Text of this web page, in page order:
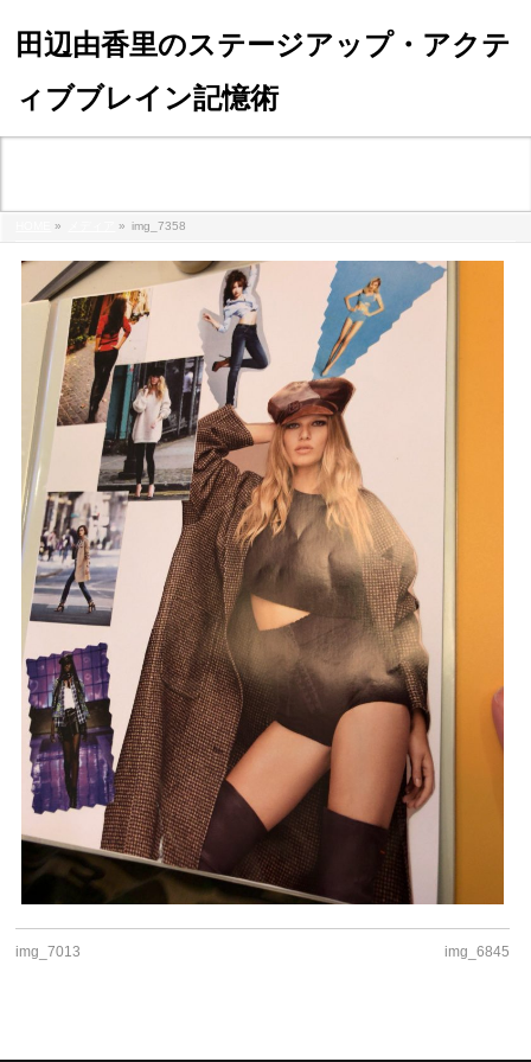
田辺由香里のステージアップ・アクテ
ィブブレイン記憶術
» » img_7358
img_7013 img_6845